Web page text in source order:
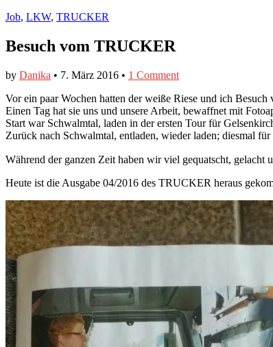
Job, LKW, TRUCKER
Besuch vom TRUCKER
by Danika • 7. März 2016 • 1 Comment
Vor ein paar Wochen hatten der weiße Riese und ich
Einen Tag hat sie uns und unsere Arbeit, bewaffnet mit
Start war Schwalmtal, laden in der ersten Tour für
Zurück nach Schwalmtal, entladen, wieder laden; diesmal
Während der ganzen Zeit haben wir viel gequatscht,
Heute ist die Ausgabe 04/2016 des TRUCKER heraus